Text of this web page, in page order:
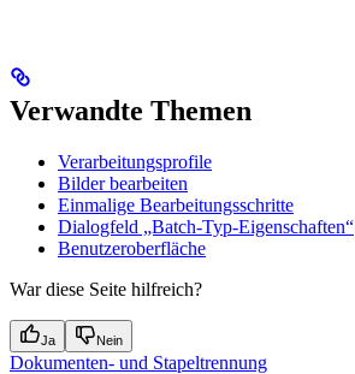
Verwandte Themen
Verarbeitungsprofile
Bilder bearbeiten
Einmalige Bearbeitungsschritte
Dialogfeld „Batch-Typ-Eigenschaften“
Benutzeroberfläche
War diese Seite hilfreich?
Ja Nein
Dokumenten- und Stapeltrennung